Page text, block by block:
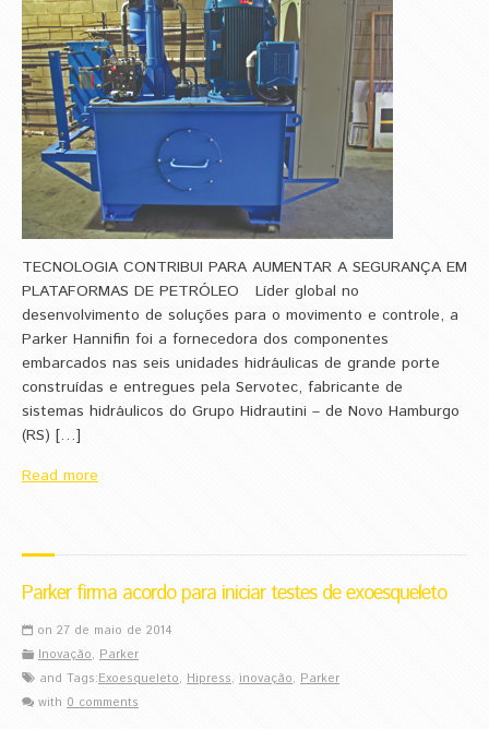
TECNOLOGIA CONTRIBUI PARA AUMENTAR A SEGURANÇA EM
PLATAFORMAS DE PETRÓLEO Líder global no
desenvolvimento de soluções para o movimento e controle, a
Parker Hannifin foi a fornecedora dos componentes
embarcados nas seis unidades hidráulicas de grande porte
construídas e entregues pela Servotec, fabricante de
sistemas hidráulicos do Grupo Hidrautini – de Novo Hamburgo
(RS) […]
Read more
Parker firma acordo para iniciar testes de exoesqueleto
on 27 de maio de 2014
Inovação, Parker
and Tags:Exoesqueleto, Hipress, inovação, Parker
with 0 comments